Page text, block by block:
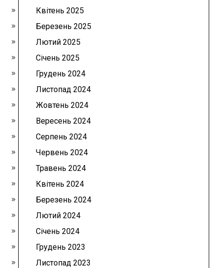
Квітень 2025
Березень 2025
Лютий 2025
Січень 2025
Грудень 2024
Листопад 2024
Жовтень 2024
Вересень 2024
Серпень 2024
Червень 2024
Травень 2024
Квітень 2024
Березень 2024
Лютий 2024
Січень 2024
Грудень 2023
Листопад 2023